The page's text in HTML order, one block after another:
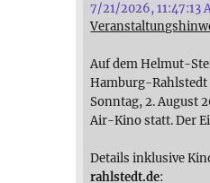
7/21/2026, 11:47:13
Auf dem Helmut-
Hamburg-
Sonntag, 2. August
Air-Kino statt. Der
Details inklusive
rahlstedt.de: